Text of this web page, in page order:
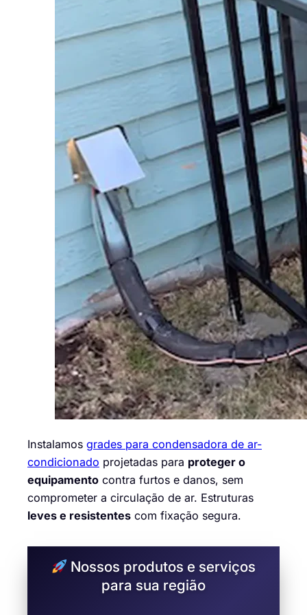
Instalamos grades para condensadora de ar-
condicionado projetadas para proteger o
equipamento contra furtos e danos, sem
comprometer a circulação de ar. Estruturas
leves e resistentes com fixação segura.
Nossos produtos e serviços
para sua região